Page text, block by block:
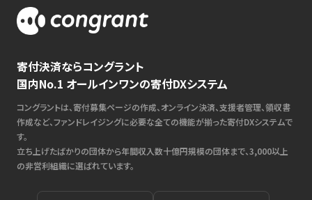
寄付決済ならコングラント
国内No.1 オールインワンの寄付DXシステム
コングラントは、寄付募集ページの作成、オンライン決済、支援者管理、領収書
作成など、ファンドレイジングに必要な全ての機能が揃った寄付DXシステムで
す。
立ち上げたばかりの団体から年間収入数十億円規模の団体まで、3,000以上
の非営利組織に選ばれています。